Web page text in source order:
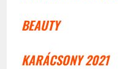
BEAUTY
KARÁCSONY 2021